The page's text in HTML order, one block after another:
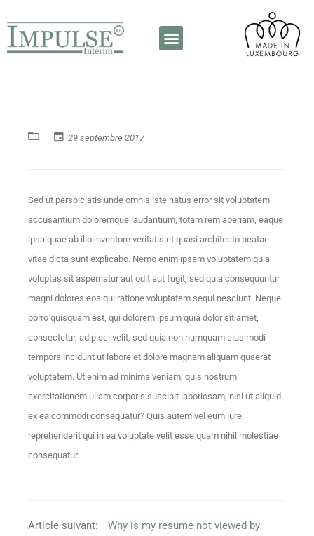
29 septembre 2017
Sed ut perspiciatis unde omnis iste natus error sit voluptatem
accusantium doloremque laudantium, totam rem aperiam, eaque
ipsa quae ab illo inventore veritatis et quasi architecto beatae
vitae dicta sunt explicabo. Nemo enim ipsam voluptatem quia
voluptas sit aspernatur aut odit aut fugit, sed quia consequuntur
magni dolores eos qui ratione voluptatem sequi nesciunt. Neque
porro quisquam est, qui dolorem ipsum quia dolor sit amet,
consectetur, adipisci velit, sed quia non numquam eius modi
tempora incidunt ut labore et dolore magnam aliquam quaerat
voluptatem. Ut enim ad minima veniam, quis nostrum
exercitationem ullam corporis suscipit laboriosam, nisi ut aliquid
ex ea commodi consequatur? Quis autem vel eum iure
reprehenderit qui in ea voluptate velit esse quam nihil molestiae
consequatur.
Article suivant:
Why is my resume not viewed by